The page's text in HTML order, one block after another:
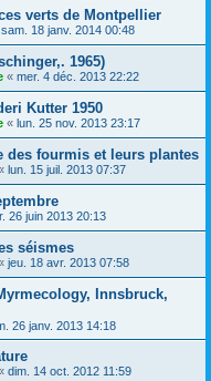
verts de Montpellier
sam. 18 janv. 2014 00:48
1965)
« mer. 4 déc. 2013 22:22
Kutter 1950
« lun. 25 nov. 2013 23:17
des fourmis et leurs plantes
lun. 15 juil. 2013 07:37
26 juin 2013 20:13
séismes
jeu. 18 avr. 2013 07:58
Innsbruck,
26 janv. 2013 14:18
dim. 14 oct. 2012 11:59